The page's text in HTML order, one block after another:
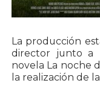
La producción
director junto a
novela La noche
la realización de